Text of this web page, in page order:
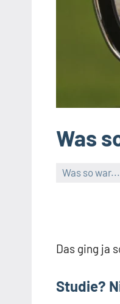
Was
Was so war...
Das ging ja
Studie?